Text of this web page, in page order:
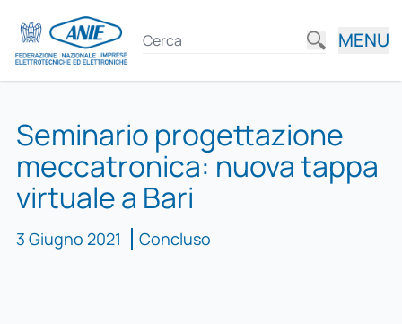
MENU
Seminario progettazione
meccatronica: nuova tappa
virtuale a Bari
3 Giugno 2021 Concluso